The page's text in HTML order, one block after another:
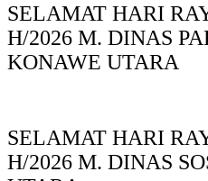
SELAMAT HARI
H/2026 M. DINAS
KONAWE UTARA
SELAMAT HARI
H/2026 M. DINAS